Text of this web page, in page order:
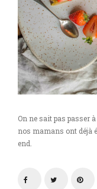
On ne sait pas passer
nos mamans ont déjà
end.